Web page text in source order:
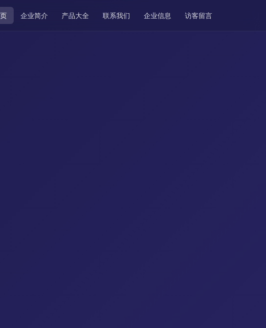
企业简介 产品大全 联系我们 企业信息 访客留言